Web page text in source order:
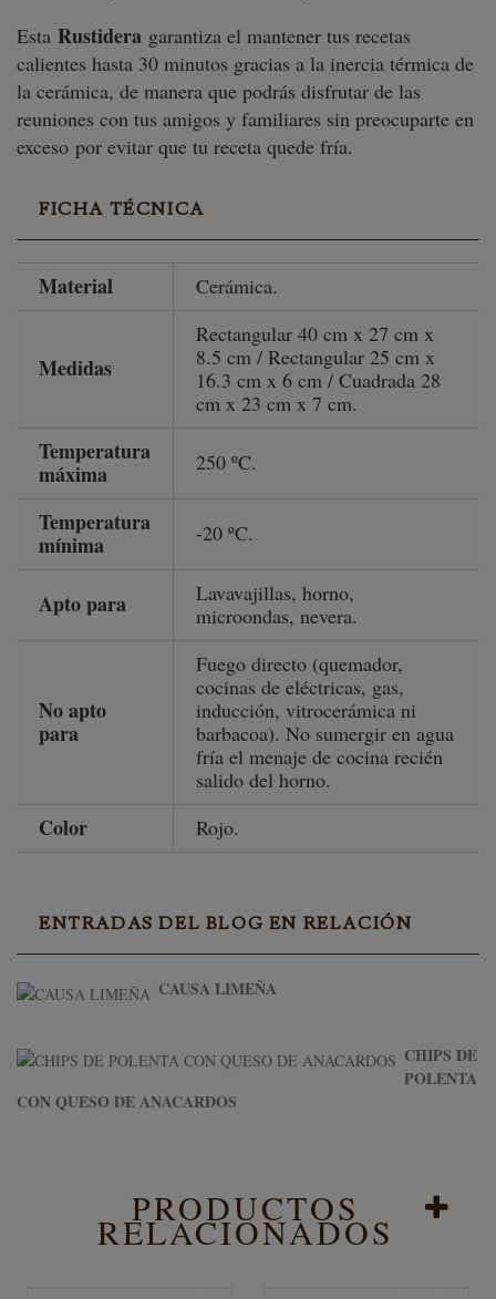
Esta Rustidera garantiza el mantener tus recetas
calientes hasta 30 minutos gracias a la inercia térmica de
la cerámica, de manera que podrás disfrutar de las
reuniones con tus amigos y familiares sin preocuparte en
exceso por evitar que tu receta quede fría.
FICHA TÉCNICA
Material Cerámica.
Medidas
Rectangular 40 cm x 27 cm x
8.5 cm / Rectangular 25 cm x
16.3 cm x 6 cm / Cuadrada 28
cm x 23 cm x 7 cm.
Temperatura
máxima
250 ºC.
Temperatura
mínima
-20 ºC.
Apto para
Lavavajillas, horno,
microondas, nevera.
No apto
para
Fuego directo (quemador,
cocinas de eléctricas, gas,
inducción, vitrocerámica ni
barbacoa). No sumergir en agua
fría el menaje de cocina recién
salido del horno.
Color Rojo.
ENTRADAS DEL BLOG EN RELACIÓN
CAUSA LIMEÑA
CHIPS DE
POLENTA
CON QUESO DE ANACARDOS
PRODUCTOS
RELACIONADOS